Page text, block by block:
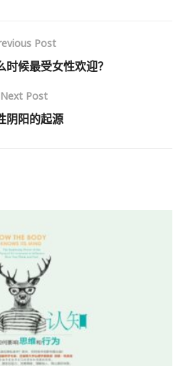
Post
时候最受女性欢迎？
Next Post
阴阳的起源